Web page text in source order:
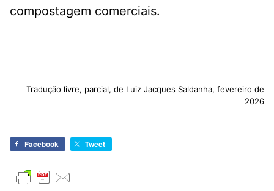
compostagem comerciais.
Tradução livre, parcial, de Luiz Jacques Saldanha, fevereiro de
2026
Facebook Tweet